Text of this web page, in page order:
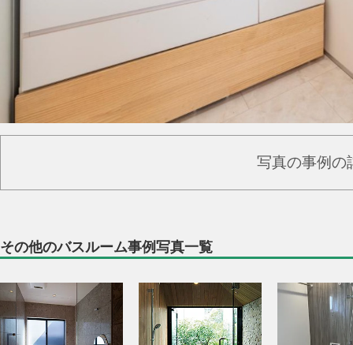
写真の事例の
その他のバスルーム事例写真一覧